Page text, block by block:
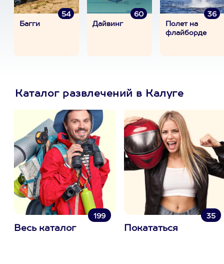
54
Багги
60
Дайвинг
36
Полет на
флайборде
Каталог развлечений в Калуге
199
Весь каталог
35
Покататься